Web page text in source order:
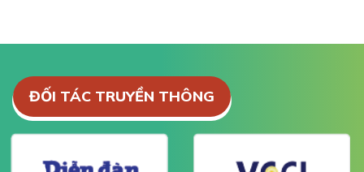
ĐỐI TÁC TRUYỀN THÔNG